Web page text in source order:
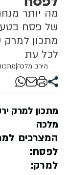
מה יותר
של פסח
מתכון למרק
לכל עת
מירב מלכה|
מתכון למרק
מלכה
המצרכים
לפסח:
למרק: